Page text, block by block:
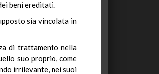
beni ereditati.
sia vincolata in
di trattamento nella
suo proprio, come
irrilevante, nei suoi